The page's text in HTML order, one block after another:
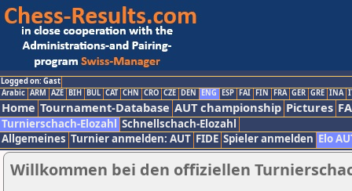
Logged on: Gast
Arabic ARM AZE BIH BUL CAT CHN CRO CZE DEN ENG ESP FAI FIN FRA GER GRE INA
Home Tournament-Database AUT championship Pictures
Turnierschach-Elozahl Schnellschach-Elozahl
Allgemeines Turnier anmelden: AUT FIDE Spieler anmelden Elo
Willkommen bei den offiziellen